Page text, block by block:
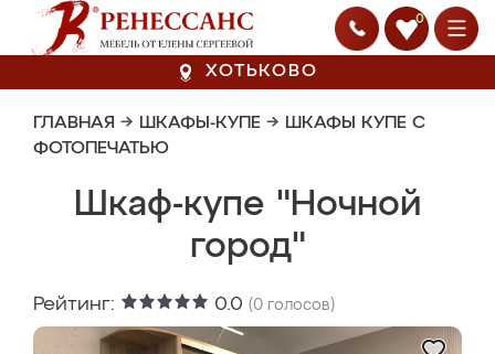
0
ХОТЬКОВО
ГЛАВНАЯ → ШКАФЫ-КУПЕ → ШКАФЫ КУПЕ С
ФОТОПЕЧАТЬЮ
Шкаф-купе "Ночной
город"
Рейтинг: 0.0 (0 голосов)